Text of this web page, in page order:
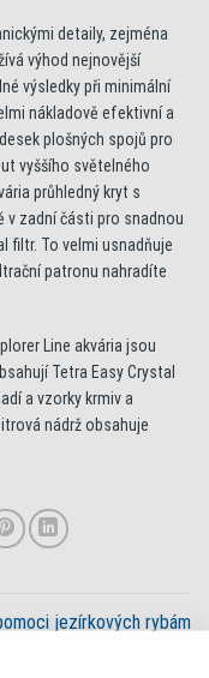
detaily, zejména
výhod nejnovější
výsledky při minimální
nákladově efektivní a
plošných spojů pro
vyššího světelného
průhledný kryt s
v zadní části pro snadnou
filtr. To velmi usnadňuje
patronu nahradíte
Line akvária jsou
Tetra Easy Crystal
a vzorky krmiv a
nádrž obsahuje
jezírkových rybám